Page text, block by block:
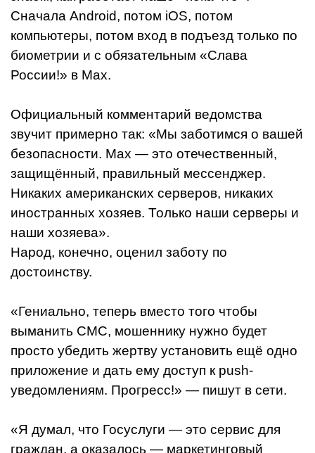
Сначала Android, потом iOS, потом
компьютеры, потом вход в подъезд только по
биометрии и с обязательным «Слава
России!» в Max.
Официальный комментарий ведомства
звучит примерно так: «Мы заботимся о вашей
безопасности. Max — это отечественный,
защищённый, правильный мессенджер.
Никаких американских серверов, никаких
иностранных хозяев. Только наши серверы и
наши хозяева».
Народ, конечно, оценил заботу по
достоинству.
«Гениально, теперь вместо того чтобы
выманить СМС, мошеннику нужно будет
просто убедить жертву установить ещё одно
приложение и дать ему доступ к push-
уведомлениям. Прогресс!» — пишут в сети.
«Я думал, что Госуслуги — это сервис для
граждан, а оказалось — маркетинговый